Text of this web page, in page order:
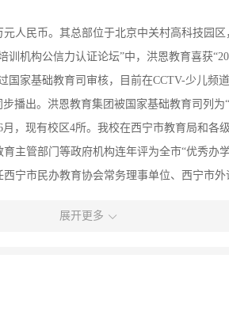
人民币。其总部位于北京中关村高科技园
训机构公信力认证论坛”中，洪恩教育喜获
家基础教育司审核，目前在CCTV-少儿频
播出。洪恩教育集团被国家基础教育司列为
，现有校区4所。我校在西宁市教育局和各
主管部门等政府机构连年评为全市“优秀办
宁市民办教育协会常务理事单位、西宁市
展开更多